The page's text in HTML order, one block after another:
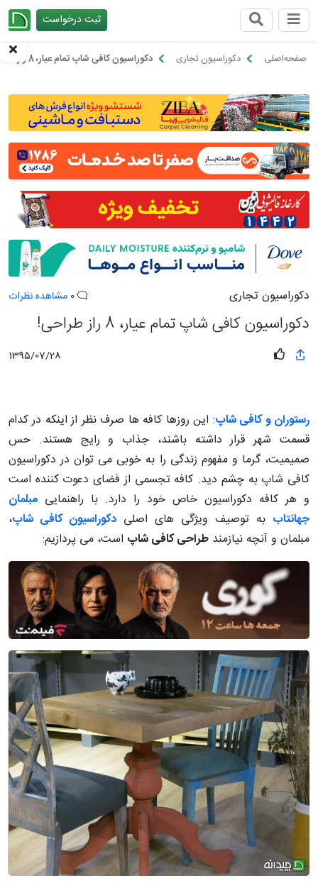
ثبت درخواست
صفحه‌اصلی دکوراسیون تجاری دکوراسیون کافی شاپ تمام عیار، 8 راز طراحی!
دکوراسیون تجاری مشاهده نظرات
دکوراسیون کافی شاپ تمام عیار، 8 راز طراحی!
1395/07/28
رستوران و کافی شاپ: این روزها کافه ها صرف نظر از اینکه در کدام
قسمت شهر قرار داشته باشند، جذاب و رایج هستند. حس
صمیمیت، گرما و مفهوم زندگی را به خوبی می توان در دکوراسیون
کافی شاپ به چشم دید. کافه تجسمی از فضای دعوت کننده است
و هر کافه دکوراسیون خاص خود را دارد. با راهنمایی مبلمان
جهانتاب به توصیف ویژگی های اصلی دکوراسیون کافی شاپ،
مبلمان و آنچه نیازمند طراحی کافی شاپ است، می پردازیم: